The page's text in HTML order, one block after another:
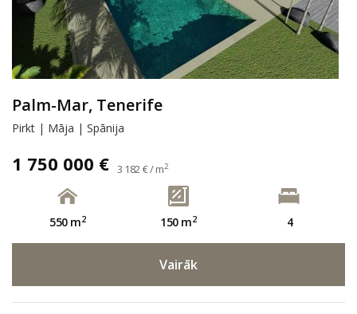
Palm-Mar, Tenerife
Pirkt | Māja | Spānija
1 750 000 € 3 182 € / m2
550 m2 150 m2 4
Vairāk